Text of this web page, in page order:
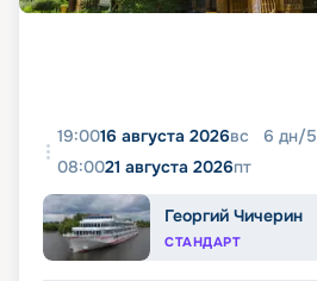
19:0016 августа 2026вс 6 дн/5
08:0021 августа 2026пт
Георгий Чичерин
СТАНДАРТ